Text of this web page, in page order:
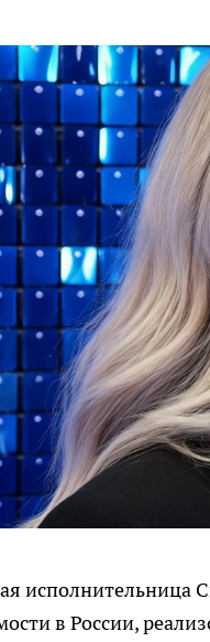
исполнительница
в России,